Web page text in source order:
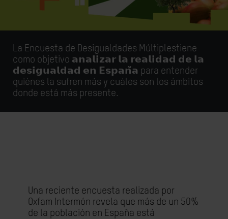
La Encuesta de Desigualdades Múltiplestiene
como objetivo 𝗮𝗻𝗮𝗹𝗶𝘇𝗮𝗿 𝗹𝗮 𝗿𝗲𝗮𝗹𝗶𝗱𝗮𝗱 𝗱𝗲 𝗹𝗮
𝗱𝗲𝘀𝗶𝗴𝘂𝗮𝗹𝗱𝗮𝗱 𝗲𝗻 𝗘𝘀𝗽𝗮𝗻̃𝗮 para entender
quiénes la sufren más y cuáles son los ámbitos
donde está más presente.
Una reciente encuesta realizada por
Oxfam Intermón revela que más de un 50%
de la población en España está